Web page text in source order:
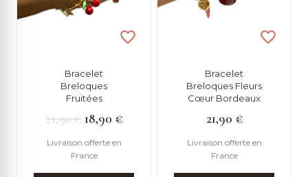
Bracelet
Breloques
Fruitées
21,90€Le
prix
initial
18,90 €Le
Livraison offerte en
France
Bracelet
Breloques Fleurs
Cœur Bordeaux
21,90 €
Livraison offerte en
France